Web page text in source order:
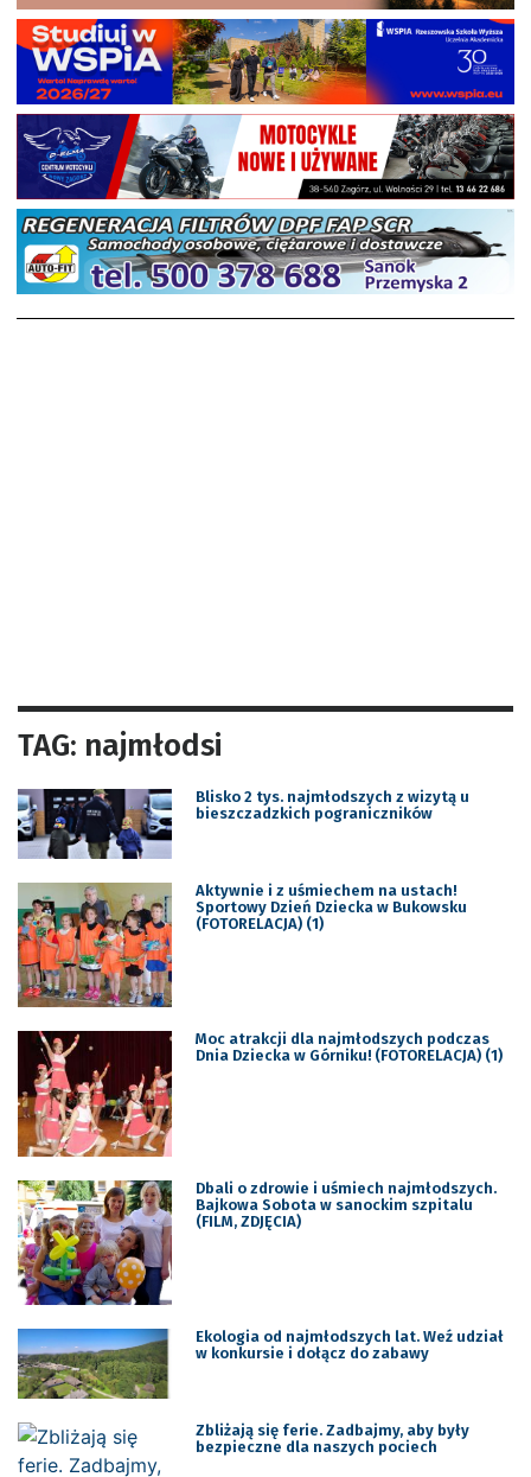
TAG: najmłodsi
Blisko 2 tys. najmłodszych z wizytą u
bieszczadzkich pograniczników
Aktywnie i z uśmiechem na ustach!
Sportowy Dzień Dziecka w Bukowsku
(FOTORELACJA) (1)
Moc atrakcji dla najmłodszych podczas
Dnia Dziecka w Górniku! (FOTORELACJA) (1)
Dbali o zdrowie i uśmiech najmłodszych.
Bajkowa Sobota w sanockim szpitalu
(FILM, ZDJĘCIA)
Ekologia od najmłodszych lat. Weź udział
w konkursie i dołącz do zabawy
Zbliżają się ferie. Zadbajmy, aby były
bezpieczne dla naszych pociech